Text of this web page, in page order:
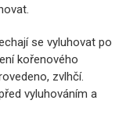
se vyluhovat po
kořenového
zvlhčí.
vyluhováním a